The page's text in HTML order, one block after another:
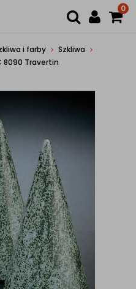
0
i farby
Szkliwa
8090 Travertin